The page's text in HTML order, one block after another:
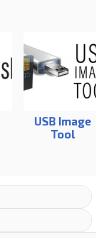
USB Image
Tool